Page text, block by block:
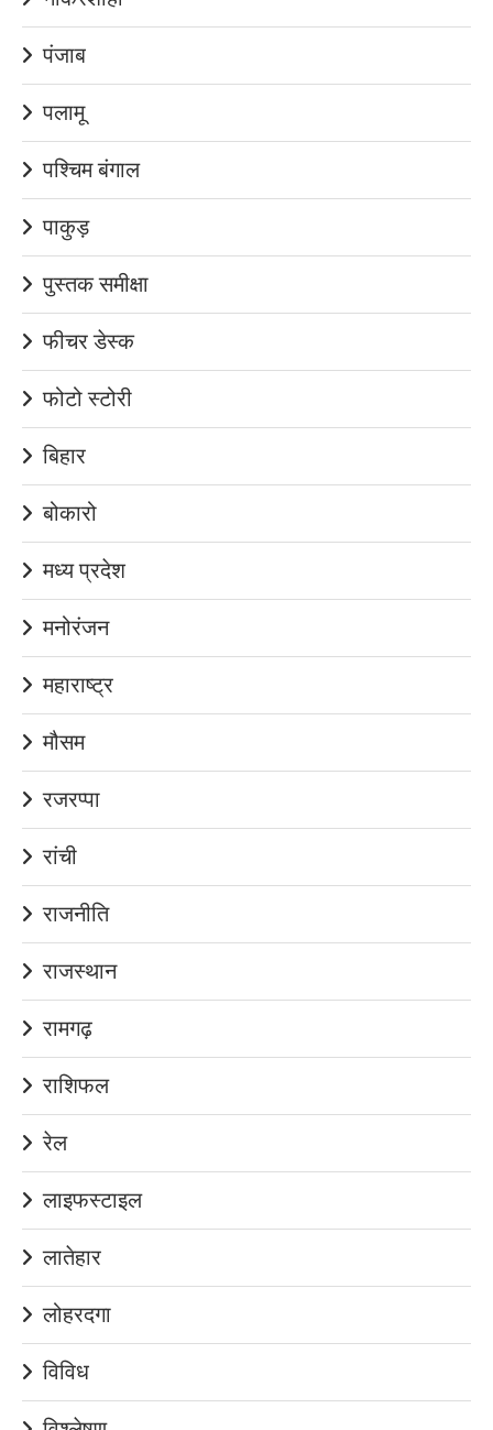
पंजाब
पलामू
पश्चिम बंगाल
पाकुड़
पुस्तक समीक्षा
फीचर डेस्क
फोटो स्टोरी
बिहार
बोकारो
मध्य प्रदेश
मनोरंजन
महाराष्ट्र
मौसम
रजरप्पा
रांची
राजनीति
राजस्थान
रामगढ़
राशिफल
रेल
लाइफस्टाइल
लातेहार
लोहरदगा
विविध